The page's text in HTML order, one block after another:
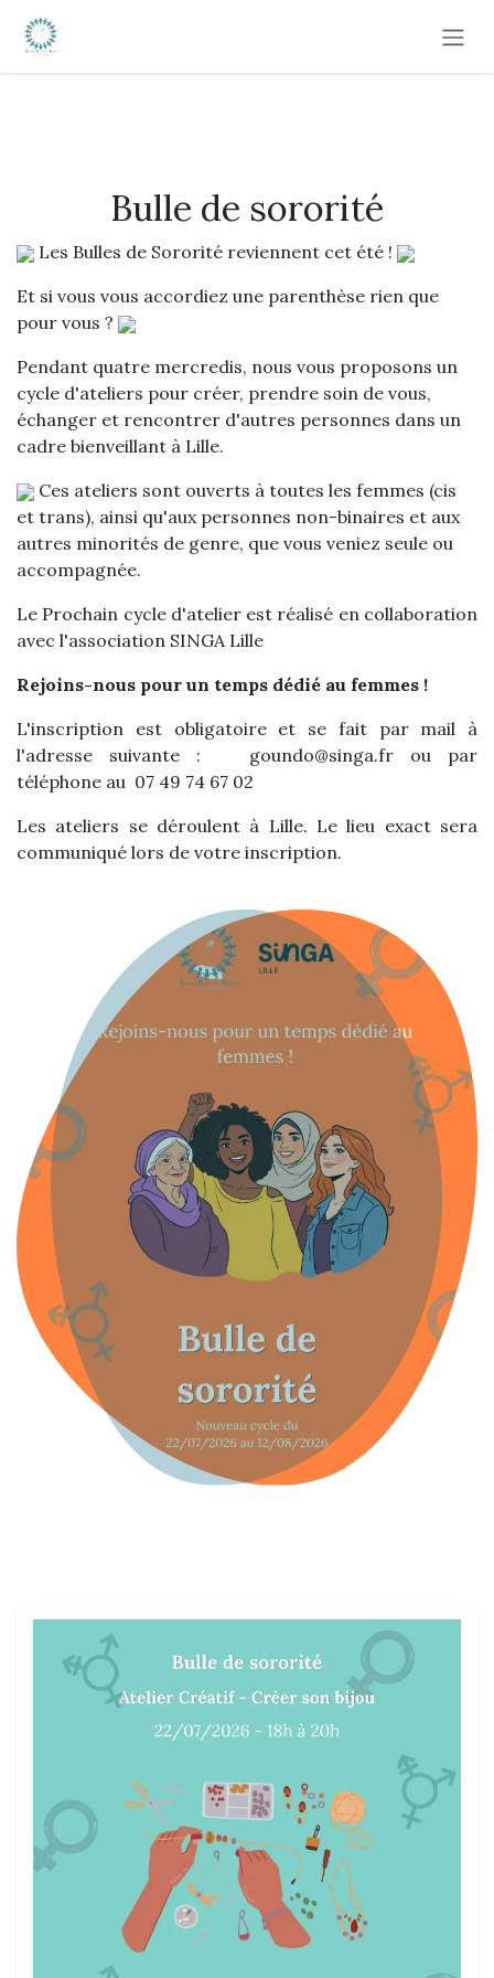
Se rendre au contenu
Bulle de sororité
Les Bulles de Sororité reviennent cet été !
Et si vous vous accordiez une parenthèse rien que
pour vous ?
Pendant quatre mercredis, nous vous proposons un
cycle d'ateliers pour créer, prendre soin de vous,
échanger et rencontrer d'autres personnes dans un
cadre bienveillant à Lille.
Ces ateliers sont ouverts à toutes les femmes (cis
et trans), ainsi qu'aux personnes non-binaires et aux
autres minorités de genre, que vous veniez seule ou
accompagnée.
Le Prochain cycle d'atelier est réalisé en collaboration
avec l'association SINGA Lille
Rejoins-nous pour un temps dédié au femmes !
L'inscription est obligatoire et se fait par mail à
l'adresse suivante : goundo@singa.fr ou par
téléphone au 07 49 74 67 02
Les ateliers se déroulent à Lille. Le lieu exact sera
communiqué lors de votre inscription.